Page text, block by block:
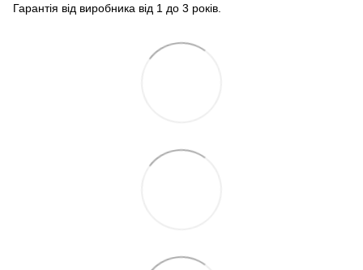
Гарантія від виробника від 1 до 3 років.